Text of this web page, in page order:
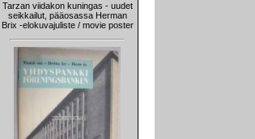
Tarzan viidakon kuningas - uudet
seikkailut, pääosassa Herman
Brix -elokuvajuliste / movie poster